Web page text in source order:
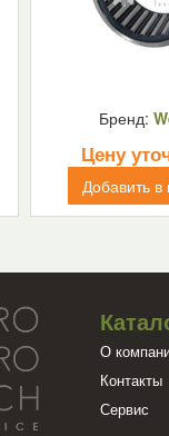
Бренд:
Цену
Добавить в
О
Контакты
Сервис